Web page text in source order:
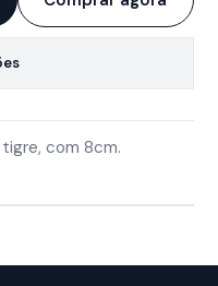
com 8cm.